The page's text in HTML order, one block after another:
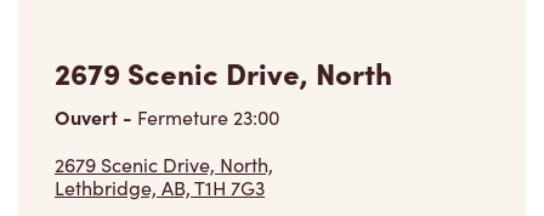
2679 Scenic Drive, North
Ouvert - Fermeture23:00
2679 Scenic Drive, North,
Lethbridge, AB, T1H 7G3